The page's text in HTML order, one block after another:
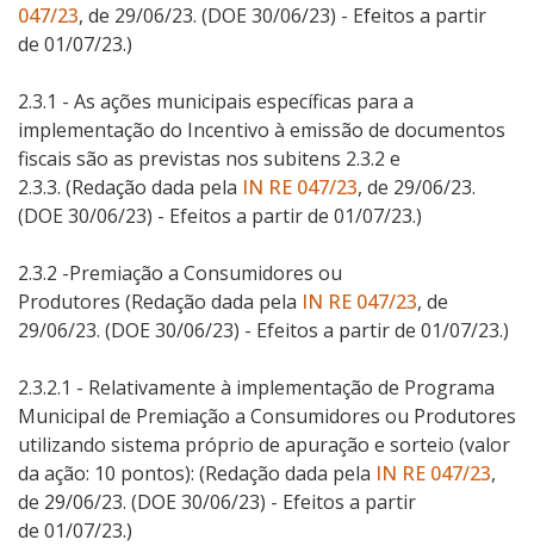
047/23, de 29/06/23. (DOE 30/06/23) - Efeitos a partir
de 01/07/23.)
2.3.1 - As ações municipais específicas para a
implementação do Incentivo à emissão de documentos
fiscais são as previstas nos subitens 2.3.2 e
2.3.3. (Redação dada pela IN RE 047/23, de 29/06/23.
(DOE 30/06/23) - Efeitos a partir de 01/07/23.)
2.3.2 -Premiação a Consumidores ou
Produtores (Redação dada pela IN RE 047/23, de
29/06/23. (DOE 30/06/23) - Efeitos a partir de 01/07/23.)
2.3.2.1 - Relativamente à implementação de Programa
Municipal de Premiação a Consumidores ou Produtores
utilizando sistema próprio de apuração e sorteio (valor
da ação: 10 pontos): (Redação dada pela IN RE 047/23,
de 29/06/23. (DOE 30/06/23) - Efeitos a partir
de 01/07/23.)